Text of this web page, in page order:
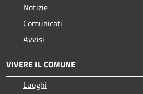
Notizie
Comunicati
Avvisi
VIVERE IL COMUNE
Luoghi